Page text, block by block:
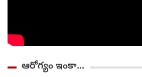
ఆరోగ్యం ఇంకా...